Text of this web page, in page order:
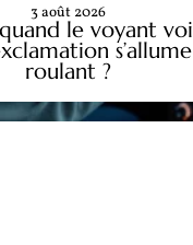
le voyant
roulant ?
3 août 2026